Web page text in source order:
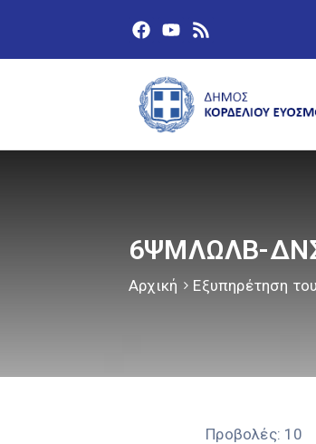
6ΨΜΛΩΛΒ-
Αρχική Εξυπηρέτηση
Προβολές: 10